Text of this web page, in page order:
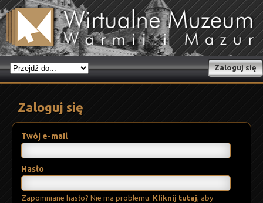
Zaloguj się
Zaloguj się
Twój e-mail
Hasło
Zapomniane hasło? Nie ma problemu. Kliknij tutaj, aby